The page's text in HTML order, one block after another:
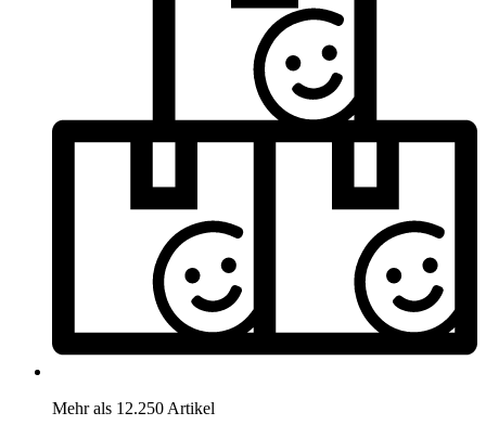
Mehr als 12.250 Artikel